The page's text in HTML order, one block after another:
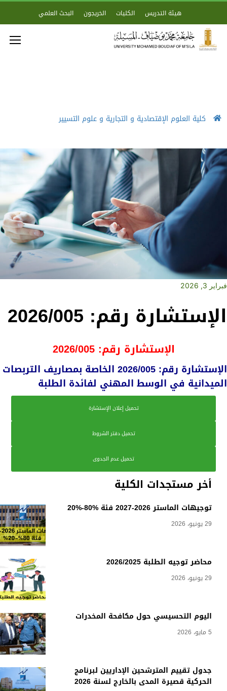
هيئة التدريس الكليات الخريجون البحث العلمي
كلية العلوم الإقتصادية و التجارية و علوم التسيير
أخر مستجدات الكلية
توجيهات الماستر 2026-2027 فئة %80-%20
29 يونيو، 2026
محاضر توجيه الطلبة 2026/2025
29 يونيو، 2026
اليوم التحسيسي حول مكافحة المخدرات
5 مايو، 2026
جدول تقييم المترشحين الإداريين لبرنامج
الحركية قصيرة المدى بالخارج لسنة 2026
فبراير 3, 2026
الإستشارة رقم: 2026/005
الإستشارة رقم: 2026/005
الإستشارة رقم: 2026/005 الخاصة بمصاريف التربصات
الميدانية في الوسط المهني لفائدة الطلبة
تحميل إعلان الإستشارة
تحميل دفتر الشروط
تحميل عدم الجدوى